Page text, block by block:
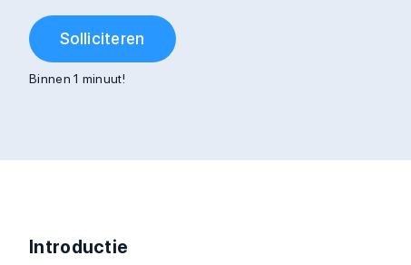
Solliciteren
Binnen 1 minuut!
Introductie